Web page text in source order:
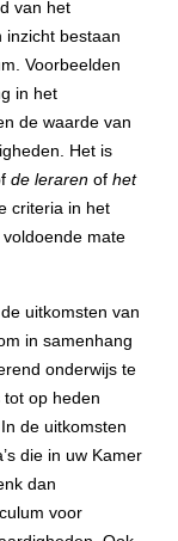
van het
inzicht bestaan
Voorbeelden
in het
de waarde van
Het is
de leraren ofhet
criteria in het
mate
uitkomsten van
in samenhang
onderwijs te
op heden
de uitkomsten
die in uw Kamer
dan
voor